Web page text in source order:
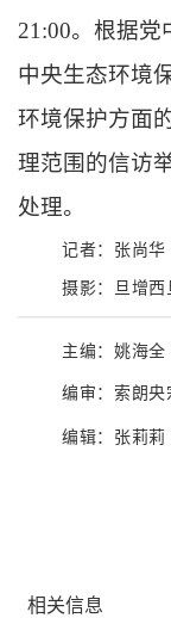
21:00。 根据党
中央生态环境
环境保护方面
理范围的信访
处理。
记者：张尚华
摄影：
旦增西
主编：姚海全
编审：索朗央
编辑：张莉莉
相关信息